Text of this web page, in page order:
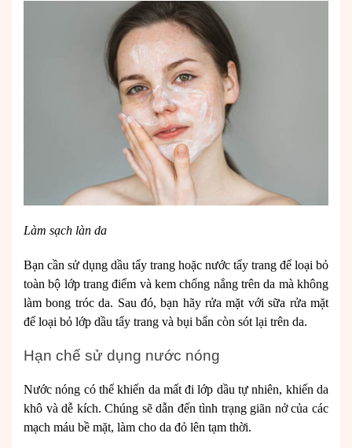
Làm sạch làn da
Bạn cần sử dụng dầu tẩy trang hoặc nước tẩy trang để loại bỏ
toàn bộ lớp trang điểm và kem chống nắng trên da mà không
làm bong tróc da. Sau đó, bạn hãy rửa mặt với sữa rửa mặt
để loại bỏ lớp dầu tẩy trang và bụi bẩn còn sót lại trên da.
Hạn chế sử dụng nước nóng
Nước nóng có thể khiến da mất đi lớp dầu tự nhiên, khiến da
khô và dễ kích. Chúng sẽ dẫn đến tình trạng giãn nở của các
mạch máu bề mặt, làm cho da đỏ lên tạm thời.